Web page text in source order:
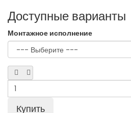
Доступные варианты
Монтажное исполнение